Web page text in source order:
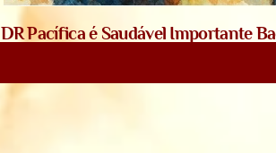
DR Pacífica é Saudável Importante